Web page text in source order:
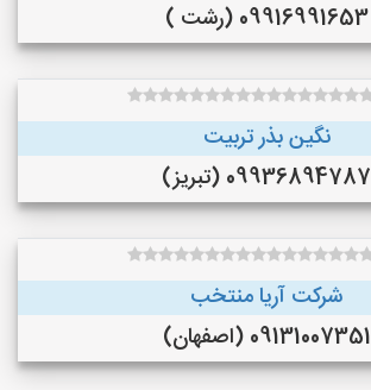
09916991653 (رشت )
نگین بذر تربیت
09936894787 (تبریز)
شرکت آریا منتخب
09131007351 (اصفهان)